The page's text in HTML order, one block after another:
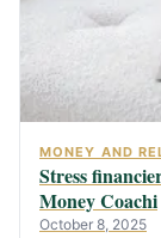
MONEY AND
Stress
Money Coachi
October 8, 2025